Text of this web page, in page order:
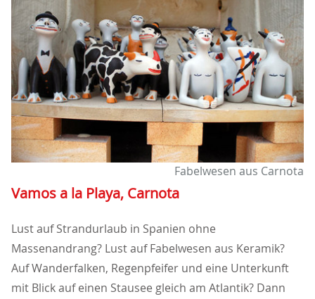
Fabelwesen aus Carnota
Vamos a la Playa, Carnota
Lust auf Strandurlaub in Spanien ohne
Massenandrang? Lust auf Fabelwesen aus Keramik?
Auf Wanderfalken, Regenpfeifer und eine Unterkunft
mit Blick auf einen Stausee gleich am Atlantik? Dann